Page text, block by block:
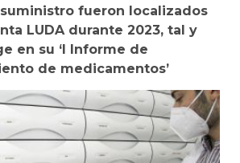
fueron localizados
LUDA durante 2023, tal y
en su ‘I Informe de
de medicamentos’